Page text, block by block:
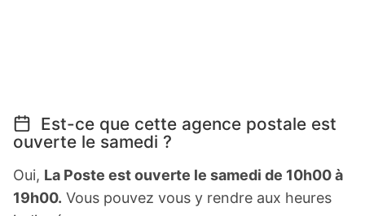
Est-ce que cette agence postale est
ouverte le samedi ?
Oui, La Poste est ouverte le samedi de 10h00 à
19h00. Vous pouvez vous y rendre aux heures